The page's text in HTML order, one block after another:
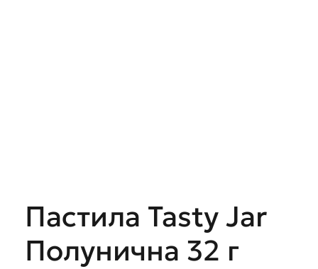
Пастила Tasty Jar
Полунична 32 г